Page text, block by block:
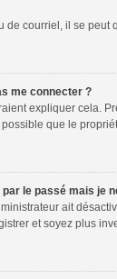
de courriel, il se
me connecter ?
expliquer cela.
que le
le passé mais je
ait
et soyez plus